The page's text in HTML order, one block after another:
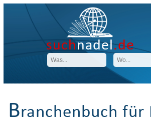
suchnadel.de
Branchenbuch für